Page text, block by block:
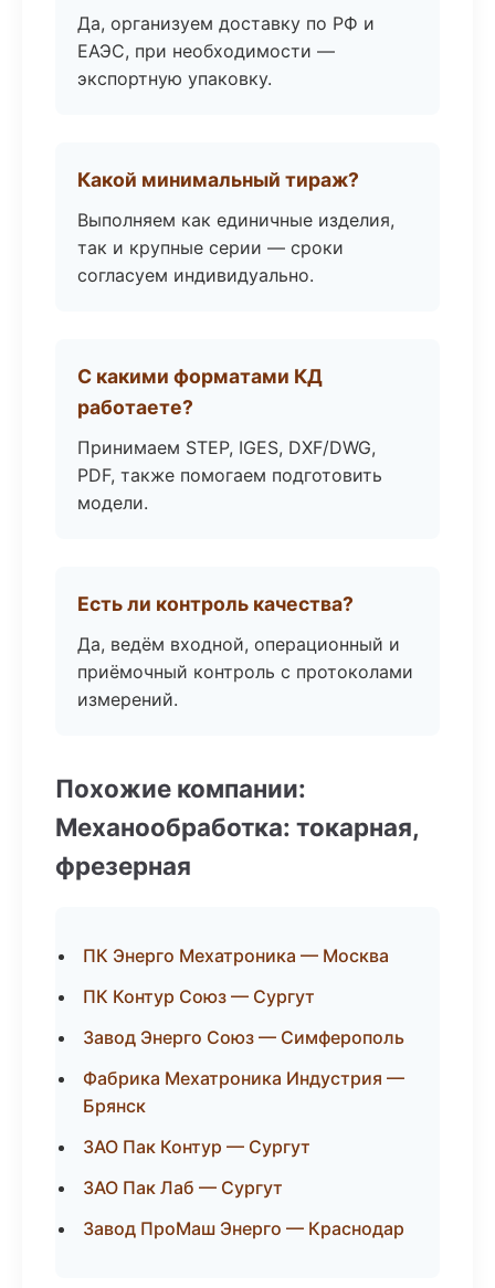
Да, организуем доставку по РФ и
ЕАЭС, при необходимости —
экспортную упаковку.
Какой минимальный тираж?
Выполняем как единичные изделия,
так и крупные серии — сроки
согласуем индивидуально.
С какими форматами КД
работаете?
Принимаем STEP, IGES, DXF/DWG,
PDF, также помогаем подготовить
модели.
Есть ли контроль качества?
Да, ведём входной, операционный и
приёмочный контроль с протоколами
измерений.
Похожие компании:
Механообработка: токарная,
фрезерная
ПК Энерго Мехатроника — Москва
ПК Контур Союз — Сургут
Завод Энерго Союз — Симферополь
Фабрика Мехатроника Индустрия —
Брянск
ЗАО Пак Контур — Сургут
ЗАО Пак Лаб — Сургут
Завод ПроМаш Энерго — Краснодар